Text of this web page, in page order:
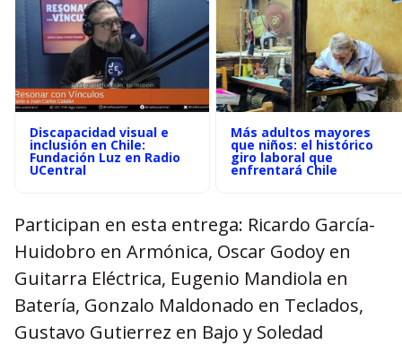
Discapacidad visual e
inclusión en Chile:
Fundación Luz en Radio
UCentral
Más adultos mayores
que niños: el histórico
giro laboral que
enfrentará Chile
Participan en esta entrega: Ricardo García-
Huidobro en Armónica, Oscar Godoy en
Guitarra Eléctrica, Eugenio Mandiola en
Batería, Gonzalo Maldonado en Teclados,
Gustavo Gutierrez en Bajo y Soledad